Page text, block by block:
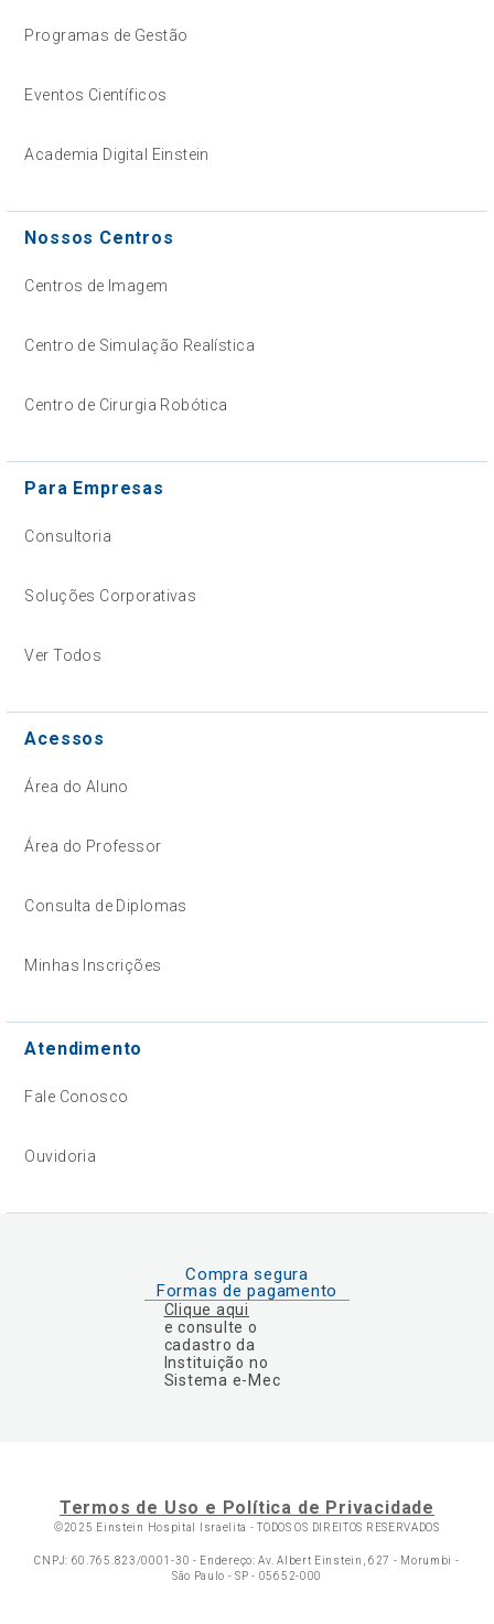
Programas de Gestão
Eventos Científicos
Academia Digital Einstein
Nossos Centros
Centros de Imagem
Centro de Simulação Realística
Centro de Cirurgia Robótica
Para Empresas
Consultoria
Soluções Corporativas
Ver Todos
Acessos
Área do Aluno
Área do Professor
Consulta de Diplomas
Minhas Inscrições
Atendimento
Fale Conosco
Ouvidoria
Compra segura
Formas de pagamento
Clique aqui
e consulte o
cadastro da
Instituição no
Sistema e-Mec
Termos de Uso e Política de Privacidade
©2025 Einstein Hospital Israelita -TODOS OS DIREITOS RESERVADOS
CNPJ: 60.765.823/0001-30 - Endereço: Av. Albert Einstein, 627 - Morumbi -
São Paulo - SP - 05652-000